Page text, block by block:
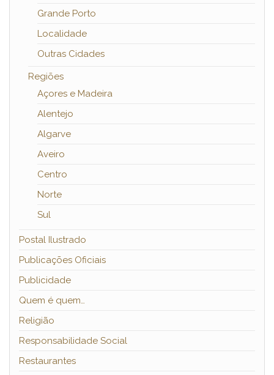
Grande Porto
Localidade
Outras Cidades
Regiões
Açores e Madeira
Alentejo
Algarve
Aveiro
Centro
Norte
Sul
Postal Ilustrado
Publicações Oficiais
Publicidade
Quem é quem…
Religião
Responsabilidade Social
Restaurantes